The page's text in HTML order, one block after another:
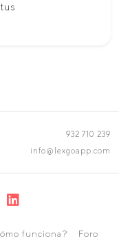
932 710 239
info@lexgoapp.com
funciona? Foro